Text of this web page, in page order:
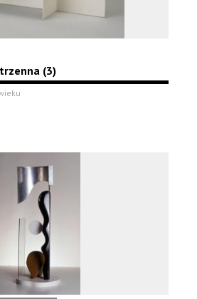
(3)